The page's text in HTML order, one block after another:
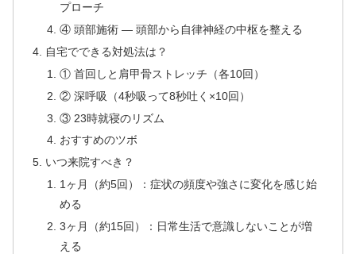
プローチ
④ 頭部施術 — 頭部から自律神経の中枢を整える
自宅でできる対処法は？
① 首回しと肩甲骨ストレッチ（各10回）
② 深呼吸（4秒吸って8秒吐く×10回）
③ 23時就寝のリズム
おすすめのツボ
いつ来院すべき？
1ヶ月（約5回）：症状の頻度や強さに変化を感じ始
める
3ヶ月（約15回）：日常生活で意識しないことが増
える